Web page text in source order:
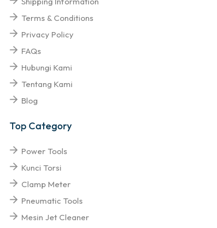
Terms & Conditions
Privacy Policy
FAQs
Hubungi Kami
Tentang Kami
Blog
Top Category
Power Tools
Kunci Torsi
Clamp Meter
Pneumatic Tools
Mesin Jet Cleaner